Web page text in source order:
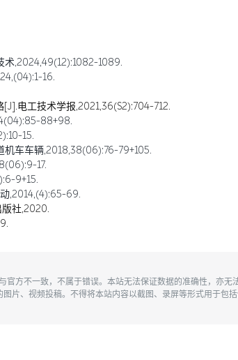
术,2024,49(12):1082-1089.
16.
电工技术学报,2021,36(S2):704-712.
88+98.
15.
机车车辆,2018,38(06):76-79+105.
17.
9+15.
,2014,(4):65-69.
版社,2020.
方不一致，不属于错误。本站无法保证数据的准确性，亦
片、视频投稿。不得将本站内容以截图、录屏等形式用于包